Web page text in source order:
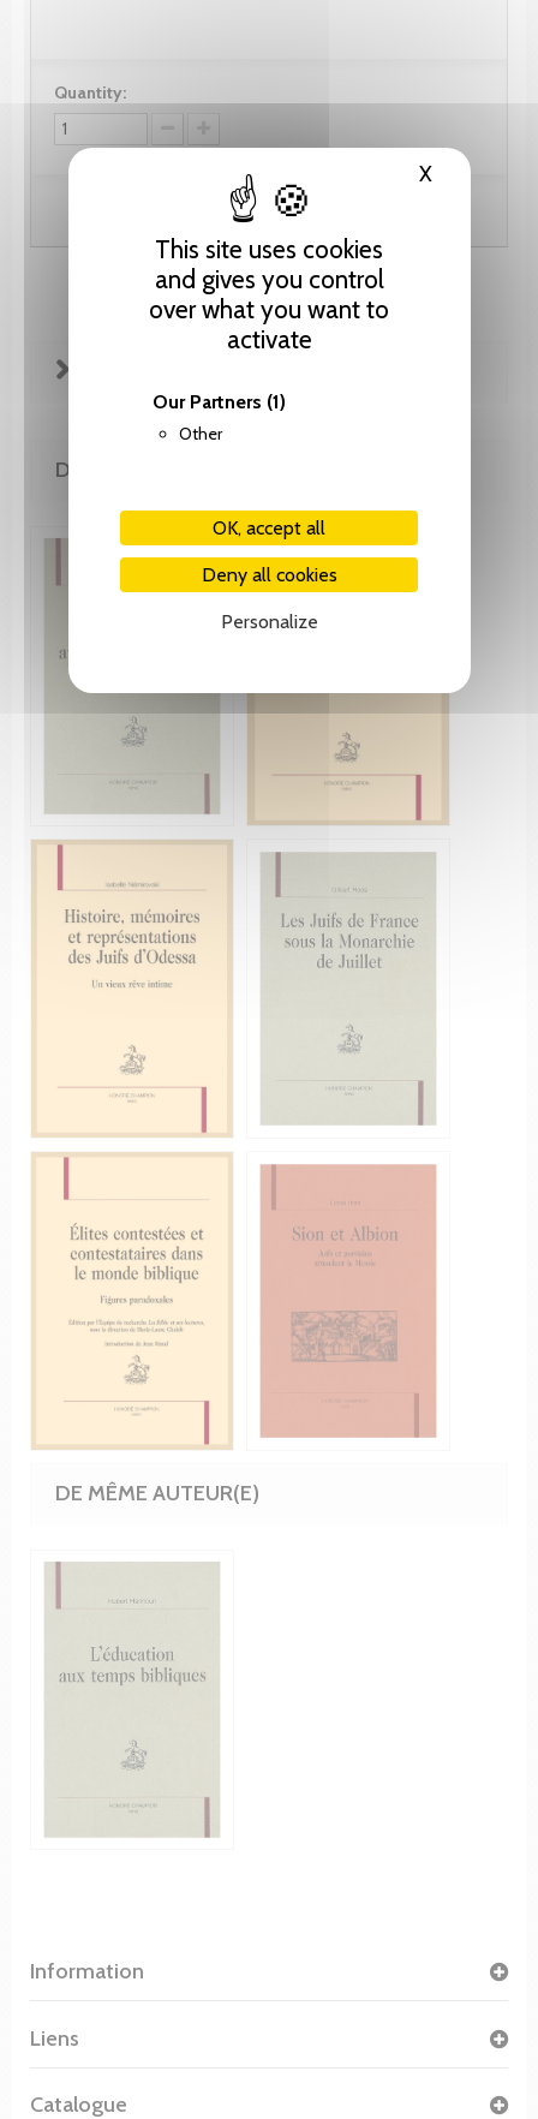
This site uses cookies
and gives you control
over what you want to
activate
Our Partners (1)
Other
OK, accept all
Deny all cookies
Personalize
XHide
Quantity:
Add to cart
DE LA MÊME COLLECTION
DE MÊME AUTEUR(E)
Information
Liens
Catalogue